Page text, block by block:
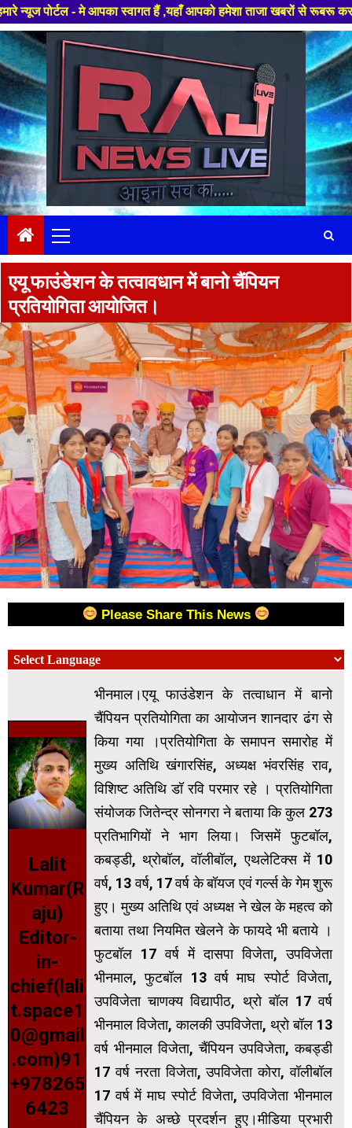
- मे आपका स्वागत हैं ,यहाँ आपको हमेशा ताजा खबरों से रूबरू कराया जाएगा
Skip
to
content
Menu
एयू फाउंडेशन के तत्वावधान में बानो चैंपियन
प्रतियोगिता आयोजित।
Please Share This News
Lalit
Kumar(R
aju)
Editor-
in-
chief(lali
t.space1
0@gmail
.com)91
+978265
6423
भीनमाल।एयू फाउंडेशन के तत्वाधान में बानो
चैंपियन प्रतियोगिता का आयोजन शानदार ढंग से
किया गया ।प्रतियोगिता के समापन समारोह में
मुख्य अतिथि खंगारसिंह, अध्यक्ष भंवरसिंह राव,
विशिष्ट अतिथि डॉ रवि परमार रहे । प्रतियोगिता
संयोजक जितेन्द्र सोनगरा ने बताया कि कुल 273
प्रतिभागियों ने भाग लिया। जिसमें फुटबॉल,
कबड्डी, थ्रोबॉल, वॉलीबॉल, एथलेटिक्स में 10
वर्ष, 13 वर्ष, 17 वर्ष के बॉयज एवं गर्ल्स के गेम शुरू
हुए। मुख्य अतिथि एवं अध्यक्ष ने खेल के महत्व को
बताया तथा नियमित खेलने के फायदे भी बताये ।
फुटबॉल 17 वर्ष में दासपा विजेता, उपविजेता
भीनमाल, फुटबॉल 13 वर्ष माघ स्पोर्ट विजेता,
उपविजेता चाणक्य विद्यापीठ, थ्रो बॉल 17 वर्ष
भीनमाल विजेता, कालकी उपविजेता, थ्रो बॉल 13
वर्ष भीनमाल विजेता, चैंपियन उपविजेता, कबड्डी
17 वर्ष नरता विजेता, उपविजेता कोरा, वॉलीबॉल
17 वर्ष में माघ स्पोर्ट विजेता, उपविजेता भीनमाल
चैंपियन के अच्छे प्रदर्शन हुए।मीडिया प्रभारी